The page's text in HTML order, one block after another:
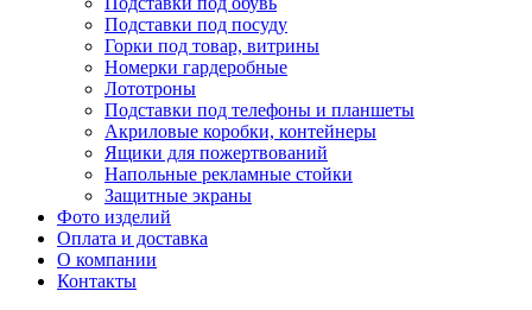
Подставки под посуду
Горки под товар, витрины
Номерки гардеробные
Лототроны
Подставки под телефоны и планшеты
Акриловые коробки, контейнеры
Ящики для пожертвований
Напольные рекламные стойки
Защитные экраны
Фото изделий
Оплата и доставка
О компании
Контакты